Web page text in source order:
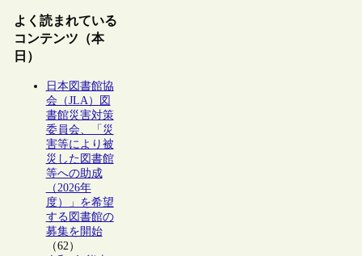
よく読まれている
コンテンツ（本
日）
日本図書館協
会（JLA）図
書館災害対策
委員会、「災
害等により被
災した図書館
等への助成
（2026年
度）」を希望
する図書館の
募集を開始
（62）